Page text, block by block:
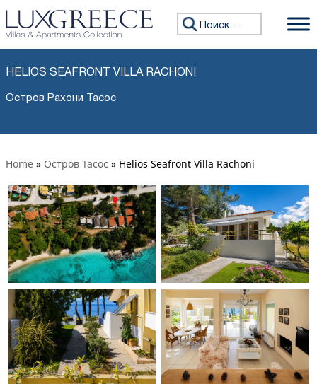
Искать:
HELIOS SEAFRONT VILLA RACHONI
Остров Рахони Тасос
Home » Остров Тасос » Helios Seafront Villa Rachoni